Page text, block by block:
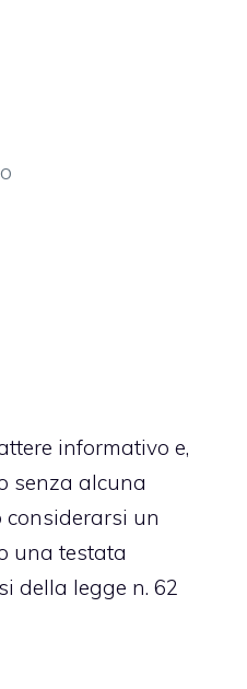
informativo e,
senza alcuna
un
una testata
della legge n. 62